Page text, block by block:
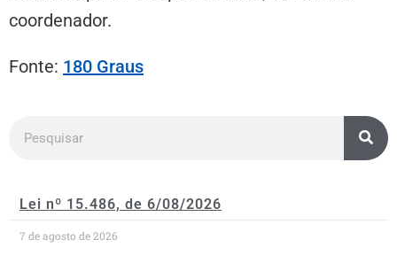
coordenador.
Fonte: 180 Graus
Lei nº 15.486, de 6/08/2026
7 de agosto de 2026